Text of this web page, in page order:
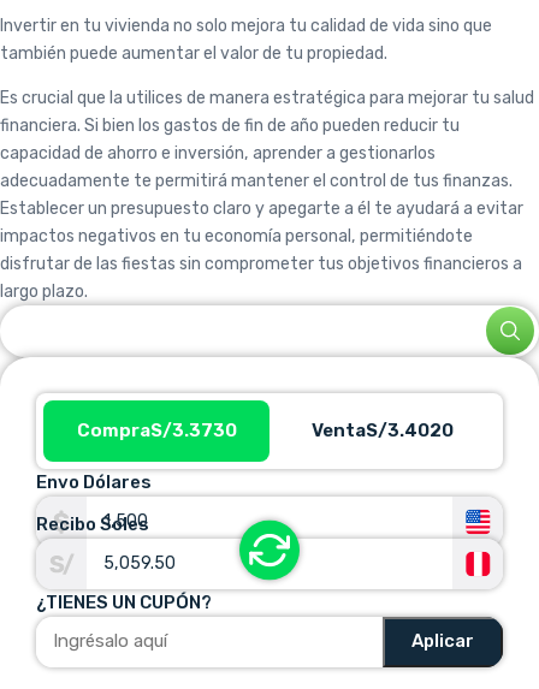
Invertir en tu vivienda no solo mejora tu calidad de vida sino que
también puede aumentar el valor de tu propiedad.
Es crucial que la utilices de manera estratégica para mejorar tu salud
financiera. Si bien los gastos de fin de año pueden reducir tu
capacidad de ahorro e inversión, aprender a gestionarlos
adecuadamente te permitirá mantener el control de tus finanzas.
Establecer un presupuesto claro y apegarte a él te ayudará a evitar
impactos negativos en tu economía personal, permitiéndote
disfrutar de las fiestas sin comprometer tus objetivos financieros a
largo plazo.
CompraS/3.3730 VentaS/3.4020
Envo Dólares
Recibo Soles
¿TIENES UN CUPÓN?
Aplicar